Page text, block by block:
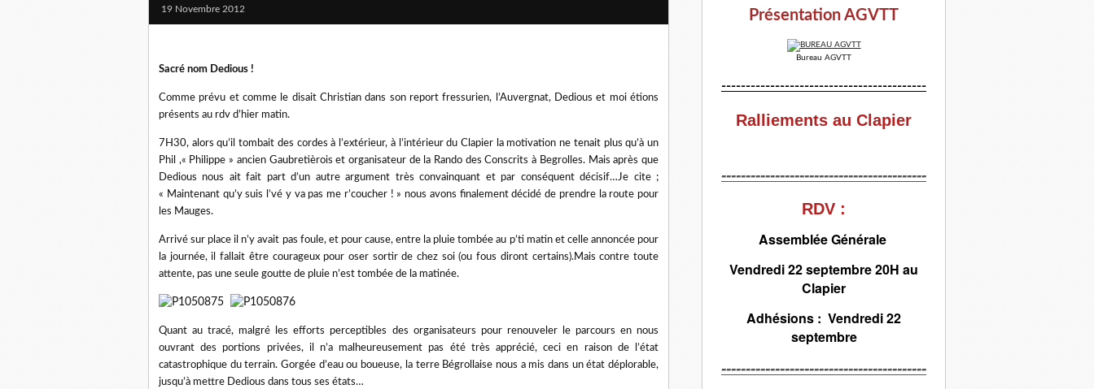
19 Novembre 2012
Sacré nom Dedious !
Comme prévu et comme le disait Christian dans son report fressurien, l’Auvergnat, Dedious et moi étions
présents au rdv d’hier matin.
7H30, alors qu’il tombait des cordes à l’extérieur, à l’intérieur du Clapier la motivation ne tenait plus qu’à un
Phil ,« Philippe » ancien Gaubretièrois et organisateur de la Rando des Conscrits à Begrolles. Mais après que
Dedious nous ait fait part d’un autre argument très convainquant et par conséquent décisif…Je cite ;
« Maintenant qu’y suis l’vé y va pas me r’coucher ! » nous avons finalement décidé de prendre la route pour
les Mauges.
Arrivé sur place il n’y avait pas foule, et pour cause, entre la pluie tombée au p’ti matin et celle annoncée pour
la journée, il fallait être courageux pour oser sortir de chez soi (ou fous diront certains).Mais contre toute
attente, pas une seule goutte de pluie n’est tombée de la matinée.
Quant au tracé, malgré les efforts perceptibles des organisateurs pour renouveler le parcours en nous
ouvrant des portions privées, il n’a malheureusement pas été très apprécié, ceci en raison de l’état
catastrophique du terrain. Gorgée d’eau ou boueuse, la terre Bégrollaise nous a mis dans un état déplorable,
jusqu’à mettre Dedious dans tous ses états…
Présentation AGVTT
Bureau AGVTT
------------------------------------------
Ralliements au Clapier
------------------------------------------
RDV :
Assemblée Générale
Vendredi 22 septembre 20H au
Clapier
Adhésions : Vendredi 22
septembre
------------------------------------------